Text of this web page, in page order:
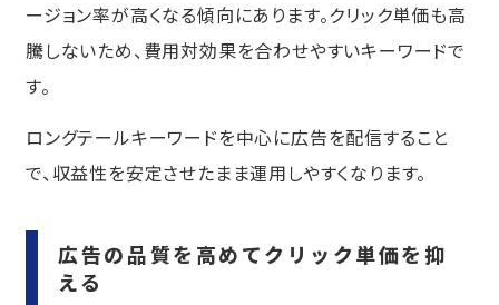
ージョン率が高くなる傾向にあります。クリック単価も高
騰しないため、費用対効果を合わせやすいキーワードで
す。
ロングテールキーワードを中心に広告を配信すること
で、収益性を安定させたまま運用しやすくなります。
広告の品質を高めてクリック単価を抑
える